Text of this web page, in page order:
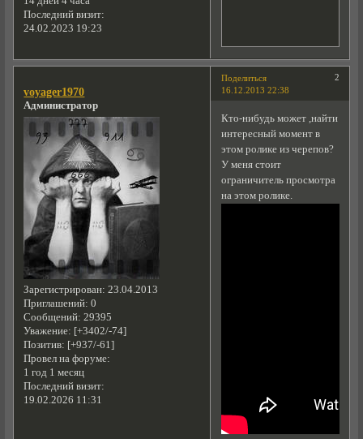
Последний визит:
24.02.2023 19:23
Поделиться
2
16.12.2013 22:38
voyager1970
Администратор
Зарегистрирован: 23.04.2013
Приглашений: 0
Сообщений: 29395
Уважение: [+3402/-74]
Позитив: [+937/-61]
Провел на форуме:
1 год 1 месяц
Последний визит:
19.02.2026 11:31
Кто-нибудь может ,найти
интересный момент в
этом ролике из черепов?
У меня стоит
ограничитель просмотра
на этом ролике.